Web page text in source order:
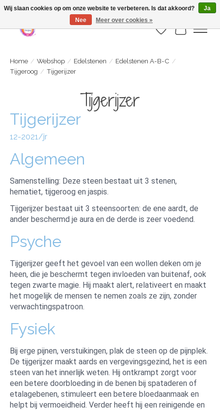
Webshop is geopend maar nog onder constructie | let op: Verzenden vanaf 29
juli
Verlanglijst
Home / Webshop / Edelstenen / Edelstenen A-B-C /
Tijgeroog / Tijgerijzer
Tijgerijzer
Tijgerijzer
12-2021/jr
Algemeen
Samenstelling: Deze steen bestaat uit 3 stenen,
hematiet, tijgeroog en jaspis.
Tijgerijzer bestaat uit 3 steensoorten: de ene aardt, de
ander beschermd je aura en de derde is zeer voedend.
Psyche
Tijgerijzer geeft het gevoel van een wollen deken om je
heen, die je beschermt tegen invloeden van buitenaf, ook
tegen zwarte magie. Hij maakt alert, relativeert en maakt
het mogelijk de mensen te nemen zoals ze zijn, zonder
verwachtingspatroon.
Fysiek
Bij erge pijnen, verstuikingen, plak de steen op de pijnplek.
De tijgerijzer maakt aards en vergevingsgezind, het is een
steen van het innerlijk weten. Hij ontkrampt zorgt voor
een betere doorbloeding in de benen bij spataderen of
etalagebenen, stimuleert een betere bloedaanmaak en
helpt bij vermoeidheid. Verder heeft hij een reinigende en
Wij slaan cookies op om onze website te verbeteren. Is dat akkoord?
Ja
Nee
Meer over cookies »